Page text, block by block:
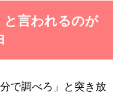
と言われるのが
で調べろ」と突き放